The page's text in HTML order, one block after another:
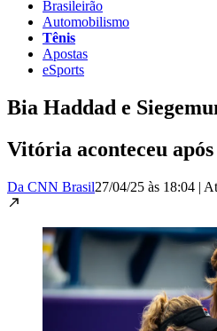
Brasileirão
Automobilismo
Tênis
Apostas
eSports
Bia Haddad e
Vitória aconteceu
Da CNN Brasil27/04/25 às 18:04 |